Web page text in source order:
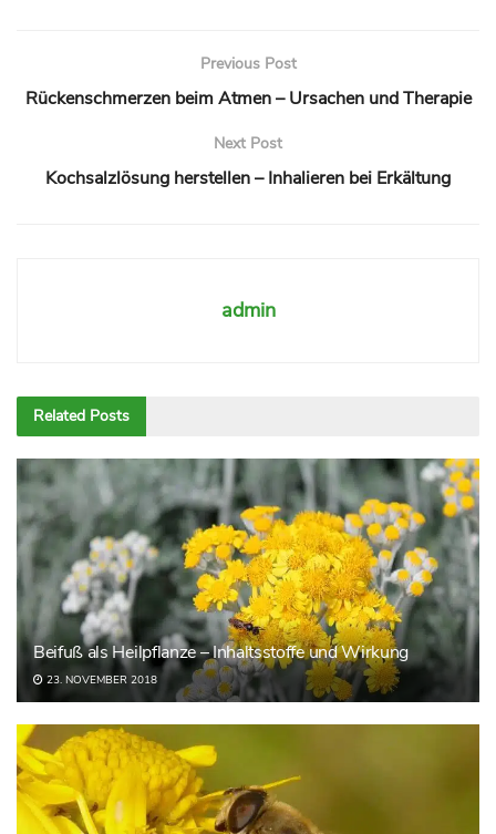
Previous Post
Rückenschmerzen beim Atmen – Ursachen und Therapie
Next Post
Kochsalzlösung herstellen – Inhalieren bei Erkältung
admin
Related Posts
Beifuß als Heilpflanze – Inhaltsstoffe und Wirkung
23. NOVEMBER 2018